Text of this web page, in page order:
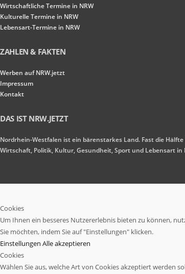
Wirtschaftliche Termine in NRW
Kulturelle Termine in NRW
Lebensart-Termine in NRW
ZAHLEN & FAKTEN
Werben auf NRW.jetzt
Impressum
Kontakt
DAS IST NRW.JETZT
Nordrhein-Westfalen ist ein bärenstarkes Land. Fast die
Wirtschaft, Politik, Kultur, Gesundheit, Sport und Lebensart
Cookies
Um Ihnen ein besseres Nutzererlebnis bieten zu können,
Sie möchten, indem Sie auf "Einstellungen" klicken.
Einstellungen Alle akzeptieren
Cookies
Wählen Sie aus, welche Art von Cookies akzeptiert werden